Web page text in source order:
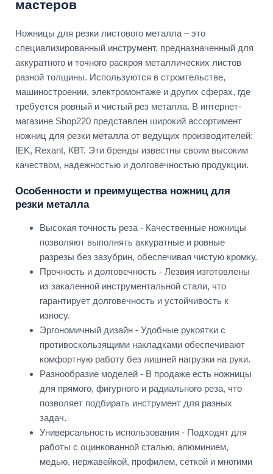
мастеров
Ножницы для резки листового металла – это
специализированный инструмент, предназначенный для
аккуратного и точного раскроя металлических листов
разной толщины. Используются в строительстве,
машиностроении, электромонтаже и других сферах, где
требуется ровный и чистый рез металла. В интернет-
магазине Shop220 представлен широкий ассортимент
ножниц для резки металла от ведущих производителей:
IEK, Rexant, КВТ. Эти бренды известны своим высоким
качеством, надежностью и долговечностью продукции.
Особенности и преимущества ножниц для
резки металла
Высокая точность реза - Качественные ножницы
позволяют выполнять аккуратные и ровные
разрезы без зазубрин, обеспечивая чистую кромку.
Прочность и долговечность - Лезвия изготовлены
из закаленной инструментальной стали, что
гарантирует долговечность и устойчивость к
износу.
Эргономичный дизайн - Удобные рукоятки с
противоскользящими накладками обеспечивают
комфортную работу без лишней нагрузки на руки.
Разнообразие моделей - В продаже есть ножницы
для прямого, фигурного и радиального реза, что
позволяет подбирать инструмент для разных
задач.
Универсальность использования - Подходят для
работы с оцинкованной сталью, алюминием,
медью, нержавейкой, профилем, сеткой и многими